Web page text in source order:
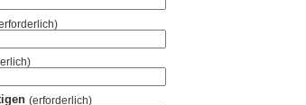
(erforderlich)